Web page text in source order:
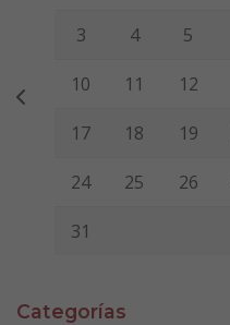
3 4 5
10 11 12
17 18 19
24 25 26
31
Categorías